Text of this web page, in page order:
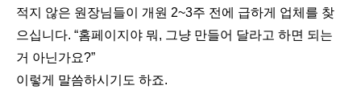
적지 않은 원장님들이 개원 2~3주 전에 급하게 업체를 찾
으십니다. “홈페이지야 뭐, 그냥 만들어 달라고 하면 되는
거 아닌가요?”
이렇게 말씀하시기도 하죠.